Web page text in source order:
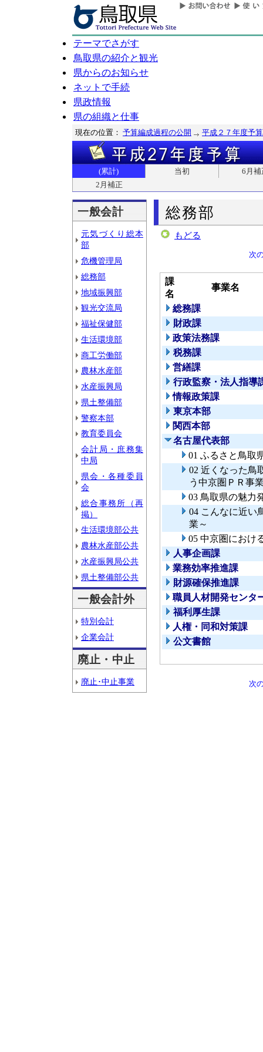
テーマでさがす
鳥取県の紹介と観光
県からのお知らせ
ネットで手続
県政情報
県の組織と仕事
現在の位置： 予算編成過程の公開 平成２７年度予算
(累計) 当初
6月補
2月補正
一般会計
元気づくり総本
部
危機管理局
総務部
地域振興部
観光交流局
福祉保健部
生活環境部
商工労働部
農林水産部
水産振興局
県土整備部
警察本部
教育委員会
会計局・庶務集
中局
県会・各種委員
会
総合事務所（再
掲）
生活環境部公共
農林水産部公共
水産振興局公共
県土整備部公共
一般会計外
特別会計
企業会計
廃止・中止
廃止･中止事業
総務部
もどる
次
課
名
事業名
総務課
財政課
政策法務課
税務課
営繕課
行政監察・法人指導
情報政策課
東京本部
関西本部
名古屋代表部
01 ふるさと鳥取
02 近くなった鳥
う中京圏ＰＲ事
03 鳥取県の魅力
04 こんなに近い
業～
05 中京圏におけ
人事企画課
業務効率推進課
財源確保推進課
職員人材開発センタ
福利厚生課
人権・同和対策課
公文書館
次